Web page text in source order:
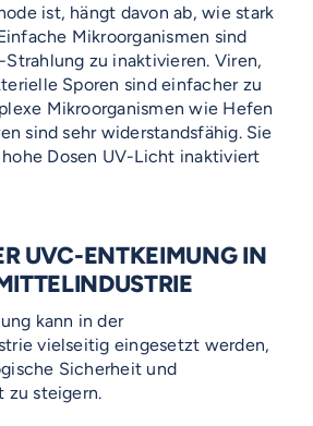
ist, hängt davon ab, wie stark
Mikroorganismen sind
zu inaktivieren. Viren,
Sporen sind einfacher zu
Mikroorganismen wie Hefen
sind sehr widerstandsfähig. Sie
Dosen UV-Licht inaktiviert
UVC-ENTKEIMUNG IN
kann in der
vielseitig eingesetzt werden,
Sicherheit und
zu steigern.